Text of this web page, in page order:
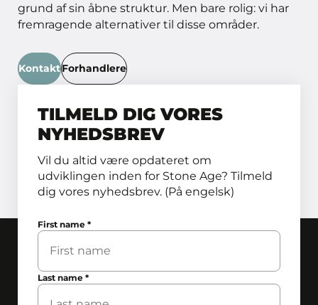
grund af sin åbne struktur. Men bare rolig: vi har
fremragende alternativer til disse områder.
KontaktForhandlere
TILMELD DIG VORES
NYHEDSBREV
Vil du altid være opdateret om
udviklingen inden for Stone Age? Tilmeld
dig vores nyhedsbrev. (På engelsk)
First name*
Last name*